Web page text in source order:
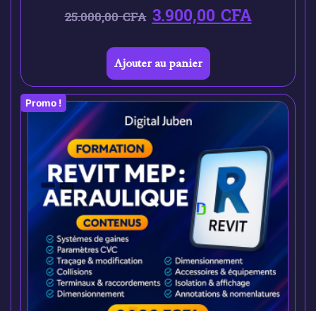
25.000,00CFA 3.900,00CFA
Ajouter au panier
Promo !